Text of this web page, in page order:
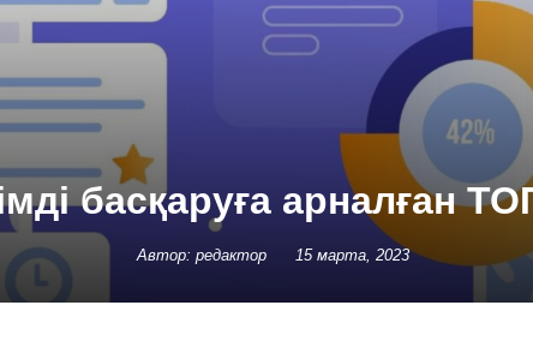
басқаруға арналған
Автор: редактор 15 марта, 2023